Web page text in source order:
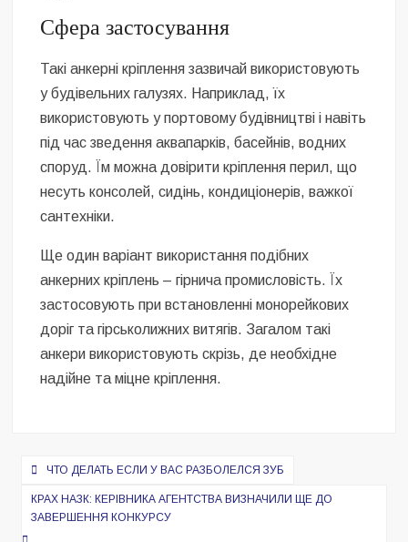
Сфера застосування
Такі анкерні кріплення зазвичай використовують
у будівельних галузях. Наприклад, їх
використовують у портовому будівництві і навіть
під час зведення аквапарків, басейнів, водних
споруд. Їм можна довірити кріплення перил, що
несуть консолей, сидінь, кондиціонерів, важкої
сантехніки.
Ще один варіант використання подібних
анкерних кріплень – гірнича промисловість. Їх
застосовують при встановленні монорейкових
доріг та гірськолижних витягів. Загалом такі
анкери використовують скрізь, де необхідне
надійне та міцне кріплення.
Навигация
по
записям
ЧТО ДЕЛАТЬ ЕСЛИ У ВАС РАЗБОЛЕЛСЯ ЗУБ
КРАХ НАЗК: КЕРІВНИКА АГЕНТСТВА ВИЗНАЧИЛИ ЩЕ ДО
ЗАВЕРШЕННЯ КОНКУРСУ